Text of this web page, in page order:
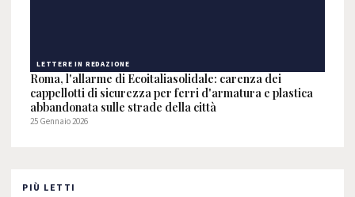
LETTERE IN REDAZIONE
Roma, l'allarme di Ecoitaliasolidale: carenza dei
cappellotti di sicurezza per ferri d'armatura e plastica
abbandonata sulle strade della città
25 Gennaio 2026
PIÙ LETTI